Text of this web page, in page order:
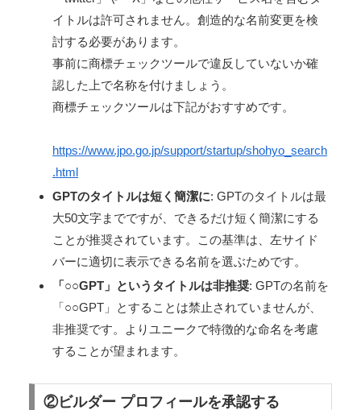
イトルは許可されません。創造的な名前変更を検
討する必要があります。
事前に商標チェックツールで違反していないか確
認した上で名称を付けましょう。
商標チェックツールは下記がおすすめです。
https://www.jpo.go.jp/support/startup/shohyo_search
.html
GPTのタイトルは短く簡潔に: GPTのタイトルは最
大50文字までですが、できるだけ短く簡潔にする
ことが推奨されています。この基準は、左サイド
バーに適切に表示できる名前を選ぶためです。
「○○GPT」というタイトルは非推奨: GPTの名前を
「○○GPT」とすることは禁止されていませんが、
非推奨です。よりユニークで特徴的な命名を考慮
することが望まれます。
②ビルダー プロフィールを承認する